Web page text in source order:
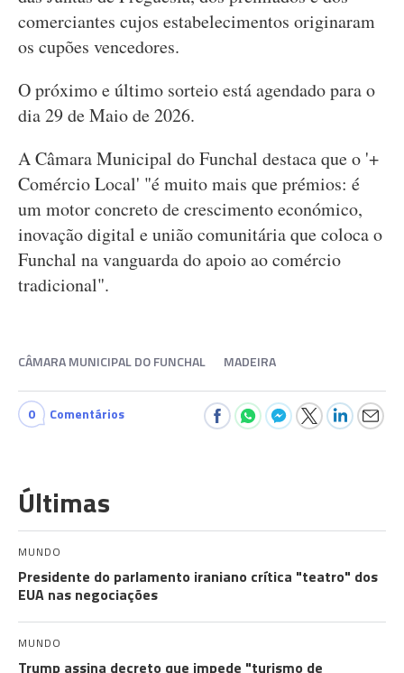
comerciantes cujos estabelecimentos originaram
os cupões vencedores.
O próximo e último sorteio está agendado para o
dia 29 de Maio de 2026.
A Câmara Municipal do Funchal destaca que o '+
Comércio Local' "é muito mais que prémios: é
um motor concreto de crescimento económico,
inovação digital e união comunitária que coloca o
Funchal na vanguarda do apoio ao comércio
tradicional".
CÂMARA MUNICIPAL DO FUNCHAL MADEIRA
0 Comentários
Últimas
MUNDO
Presidente do parlamento iraniano crítica "teatro" dos
EUA nas negociações
MUNDO
Trump assina decreto que impede "turismo de